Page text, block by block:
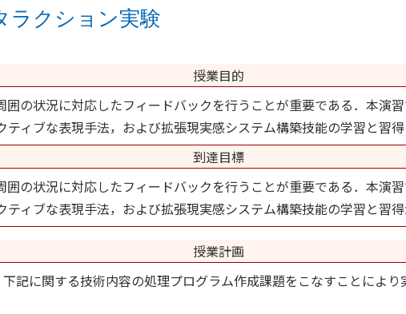
ラクション実験
授業目的
の状況に対応したフィードバックを行うことが重要である．本演
ィブな表現手法，および拡張現実感システム構築技能の学習と習得
到達目標
の状況に対応したフィードバックを行うことが重要である．本演
ィブな表現手法，および拡張現実感システム構築技能の学習と習得
授業計画
に関する技術内容の処理プログラム作成課題をこなすことにより